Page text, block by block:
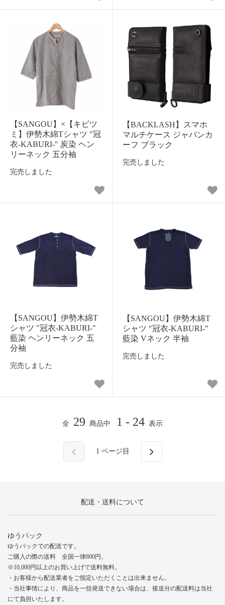
【SANGOU】×【キビツ
ミ】伊勢木綿Tシャツ "冠
衣-KABURI-" 炭染 ヘン
リーネック 五分袖
完売しました
【BACKLASH】スマホ
マルチケース ジャパンカ
ーフ ブラック
完売しました
【SANGOU】伊勢木綿T
シャツ "冠衣-KABURI-"
藍染 ヘンリーネック 五
分袖
完売しました
【SANGOU】伊勢木綿T
シャツ "冠衣-KABURI-"
藍染 Vネック 半袖
完売しました
全 29 商品中 1 - 24 表示
1 ページ目
配送・送料について
ゆうパック
ゆうパックでの配送です。
ご購入の際の送料 全国一律800円。
※10,000円以上のお買い上げで送料無料。
・お客様から配送業者をご指定いただくことは出来ません。
・当社事情により、商品を一括発送できない場合は、後送分の配送料は当社
にて負担いたします。